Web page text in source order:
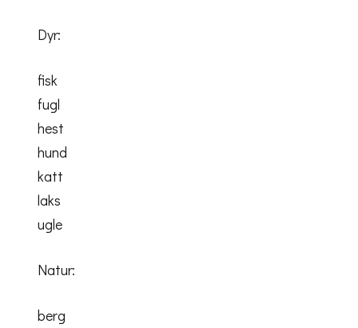
Dyr:
fisk
fugl
hest
hund
katt
laks
ugle
Natur:
berg